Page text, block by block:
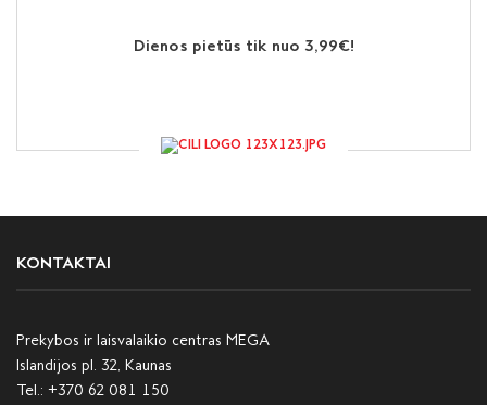
Dienos pietūs tik nuo 3,99€!
KONTAKTAI
Prekybos ir laisvalaikio centras MEGA
Islandijos pl. 32, Kaunas
Tel.: +370 62 081 150